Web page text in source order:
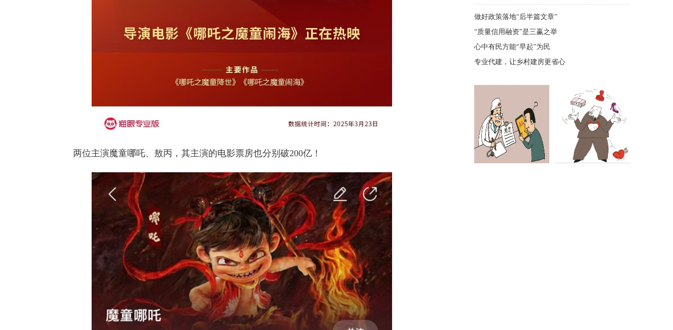
两位主演魔童哪吒、敖丙，其主演的电影票房也分别破200亿！
做好政策落地“后半篇文章”
“质量信用融资”是三赢之举
心中有民方能“早起”为民
专业代建，让乡村建房更省心